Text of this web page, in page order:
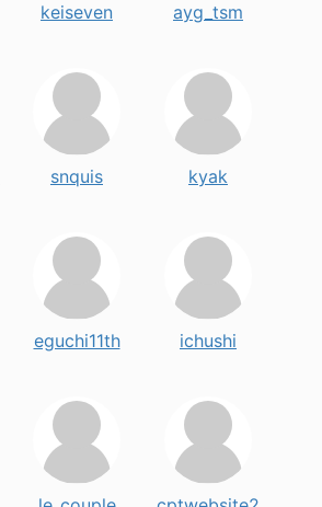
keiseven ayg_tsm
snquis kyak
eguchi11th ichushi